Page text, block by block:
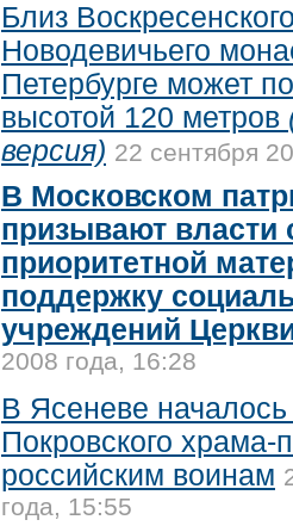
Близ
Hоводевичьего
Петербурге может
высотой 120 метров
версия) 22 сентября
В Московском
призывают власти
приоритетной
поддержку
учреждений
2008 года, 16:28
В Ясеневе началось
Покровского храма-
российским воинам
года, 15:55